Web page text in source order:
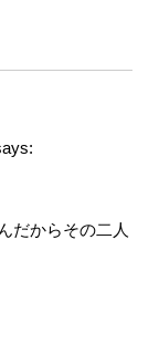
だからその二人